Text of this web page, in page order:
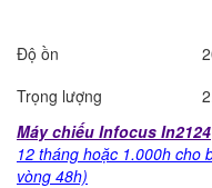
Độ ồn
Trọng lượng
Máy chiếu Infocus In2124
12 tháng hoặc 1.000h cho
vòng 48h)